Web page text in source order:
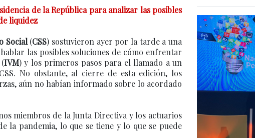
de la República para analizar las posibles
liquidez
Social (CSS) sostuvieron ayer por la tarde a una
las posibles soluciones de cómo enfrentar
IVM) y los primeros pasos para el llamado a un
No obstante, al cierre de esta edición, los
aún no habían informado sobre lo acordado
miembros de la Junta Directiva y los actuarios
la pandemia, lo que se tiene y lo que se puede